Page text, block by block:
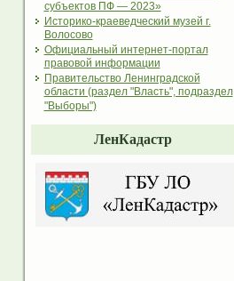
субъектов ПФ — 2023»
Историко-краеведческий музей г.
Волосово
Официальный интернет-портал
правовой информации
Правительство Ленинградской
области (раздел "Власть", подраздел
"Выборы")
ЛенКадастр